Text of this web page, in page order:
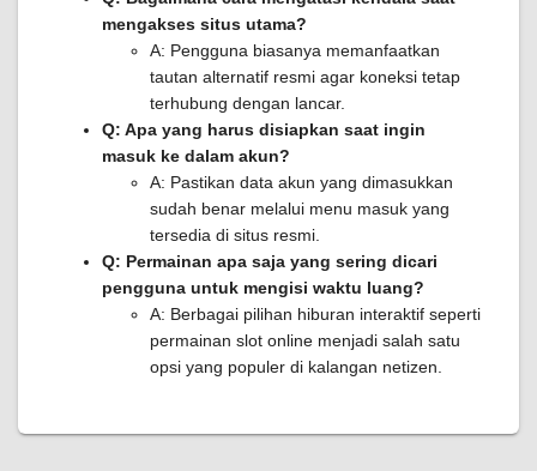
mengakses situs utama?
A: Pengguna biasanya memanfaatkan
tautan alternatif resmi agar koneksi tetap
terhubung dengan lancar.
Q: Apa yang harus disiapkan saat ingin
masuk ke dalam akun?
A: Pastikan data akun yang dimasukkan
sudah benar melalui menu masuk yang
tersedia di situs resmi.
Q: Permainan apa saja yang sering dicari
pengguna untuk mengisi waktu luang?
A: Berbagai pilihan hiburan interaktif seperti
permainan slot online menjadi salah satu
opsi yang populer di kalangan netizen.